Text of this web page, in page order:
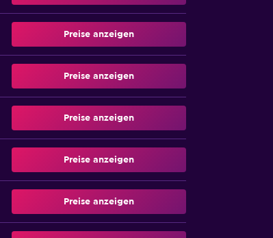
Preise anzeigen
Preise anzeigen
Preise anzeigen
Preise anzeigen
Preise anzeigen